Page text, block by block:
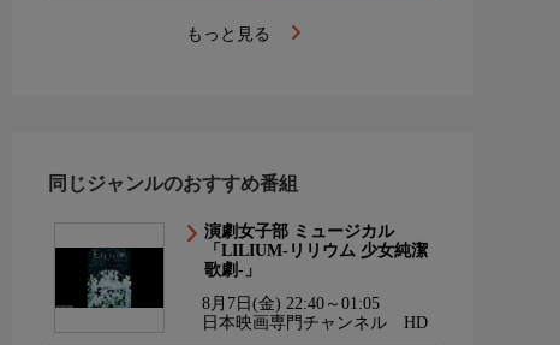
もっと見る
同じジャンルのおすすめ番組
演劇女子部 ミュージカル
「LILIUM-リリウム 少女純潔
歌劇-」
8月7日(金) 22:40～01:05
日本映画専門チャンネル HD